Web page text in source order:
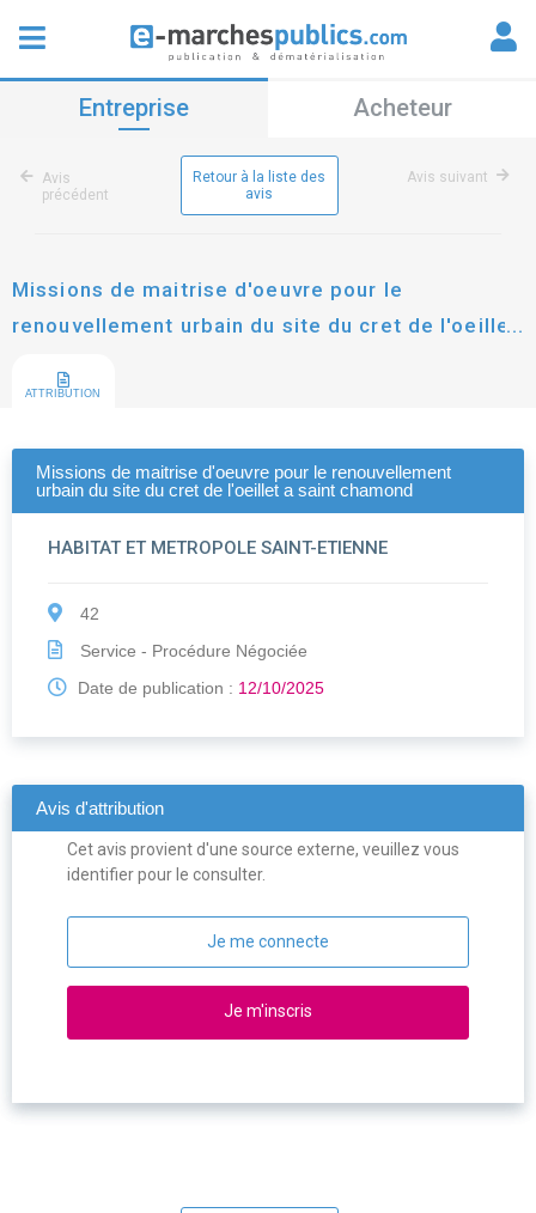
Entreprise Acheteur
Avis
précédent
Retour à la liste des
avis
Avis suivant
Missions de maitrise d'oeuvre pour le
renouvellement urbain du site du cret de l'oeillet
ATTRIBUTION
Missions de maitrise d'oeuvre pour le renouvellement
urbain du site du cret de l'oeillet a saint chamond
HABITAT ET METROPOLE SAINT-ETIENNE
42
Service - Procédure Négociée
Date de publication : 12/10/2025
Avis d'attribution
Cet avis provient d'une source externe, veuillez vous
identifier pour le consulter.
Je me connecte
Je m'inscris